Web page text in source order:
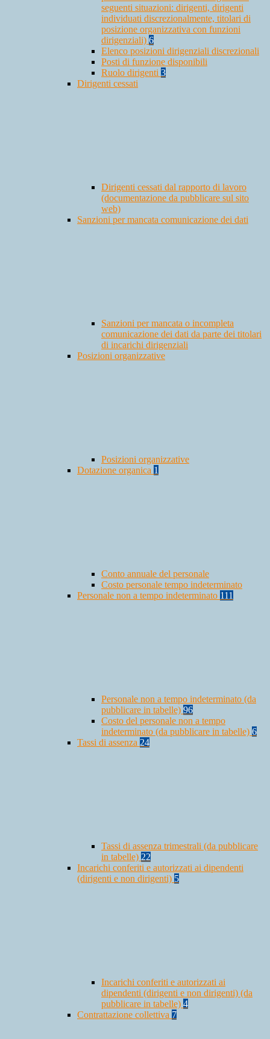
seguenti situazioni: dirigenti, dirigenti
individuati discrezionalmente, titolari di
posizione organizzativa con funzioni
dirigenziali) 6
Elenco posizioni dirigenziali discrezionali
Posti di funzione disponibili
Ruolo dirigenti 3
Dirigenti cessati
Dirigenti cessati dal rapporto di lavoro
(documentazione da pubblicare sul sito
web)
Sanzioni per mancata comunicazione dei dati
Sanzioni per mancata o incompleta
comunicazione dei dati da parte dei titolari
di incarichi dirigenziali
Posizioni organizzative
Posizioni organizzative
Dotazione organica 1
Conto annuale del personale
Costo personale tempo indeterminato
Personale non a tempo indeterminato 111
Personale non a tempo indeterminato (da
pubblicare in tabelle) 96
Costo del personale non a tempo
indeterminato (da pubblicare in tabelle) 6
Tassi di assenza 24
Tassi di assenza trimestrali (da pubblicare
in tabelle) 22
Incarichi conferiti e autorizzati ai dipendenti
(dirigenti e non dirigenti) 5
Incarichi conferiti e autorizzati ai
dipendenti (dirigenti e non dirigenti) (da
pubblicare in tabelle) 4
Contrattazione collettiva 7